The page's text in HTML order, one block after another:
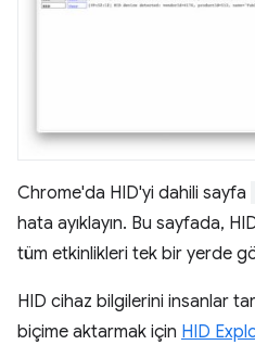
Chrome'da HID'yi dahili sayfa
hata ayıklayın. Bu sayfada,
tüm etkinlikleri tek bir yerde
HID cihaz bilgilerini insanlar
biçime aktarmak için HID